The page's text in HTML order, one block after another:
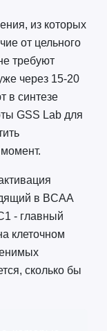
из которых
от цельного
требуют
через 15-20
в синтезе
GSS Lab для
в BCAA
- главный
клеточном
сколько бы